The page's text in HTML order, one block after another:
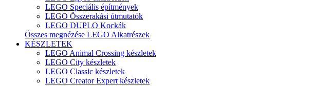
LEGO Speciális építmények
LEGO Összerakási útmutatók
LEGO DUPLO Kockák
Összes megnézése LEGO Alkatrészek
KÉSZLETEK
LEGO Animal Crossing készletek
LEGO City készletek
LEGO Classic készletek
LEGO Creator Expert készletek